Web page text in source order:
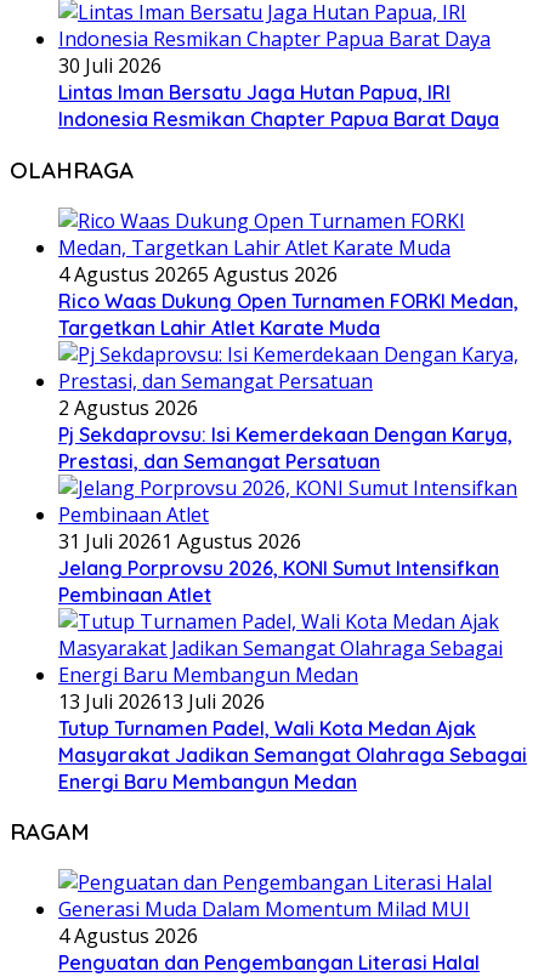
30 Juli 2026
Lintas Iman Bersatu Jaga Hutan Papua, IRI
Indonesia Resmikan Chapter Papua Barat Daya
OLAHRAGA
4 Agustus 20265 Agustus 2026
Rico Waas Dukung Open Turnamen FORKI Medan,
Targetkan Lahir Atlet Karate Muda
2 Agustus 2026
Pj Sekdaprovsu: Isi Kemerdekaan Dengan Karya,
Prestasi, dan Semangat Persatuan
31 Juli 20261 Agustus 2026
Jelang Porprovsu 2026, KONI Sumut Intensifkan
Pembinaan Atlet
13 Juli 202613 Juli 2026
Tutup Turnamen Padel, Wali Kota Medan Ajak
Masyarakat Jadikan Semangat Olahraga Sebagai
Energi Baru Membangun Medan
RAGAM
4 Agustus 2026
Penguatan dan Pengembangan Literasi Halal